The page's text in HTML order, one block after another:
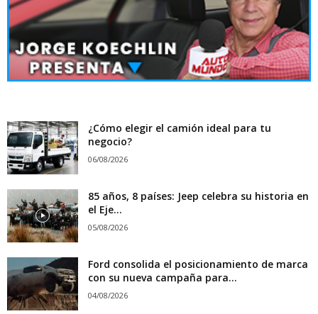
¿Cómo elegir el camión ideal para tu
negocio?
06/08/2026
85 años, 8 países: Jeep celebra su historia en
el Eje...
05/08/2026
Ford consolida el posicionamiento de marca
con su nueva campaña para...
04/08/2026